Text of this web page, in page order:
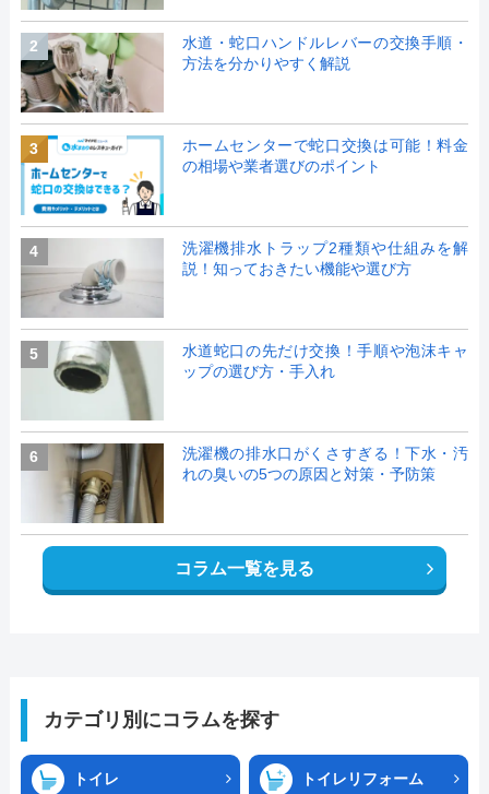
2
水道・蛇口ハンドルレバーの交換手順・
方法を分かりやすく解説
3
ホームセンターで蛇口交換は可能！料金
の相場や業者選びのポイント
4
洗濯機排水トラップ2種類や仕組みを解
説！知っておきたい機能や選び方
5
水道蛇口の先だけ交換！手順や泡沫キャ
ップの選び方・手入れ
6
洗濯機の排水口がくさすぎる！下水・汚
れの臭いの5つの原因と対策・予防策
コラム一覧を見る
カテゴリ別にコラムを探す
トイレ トイレリフォーム